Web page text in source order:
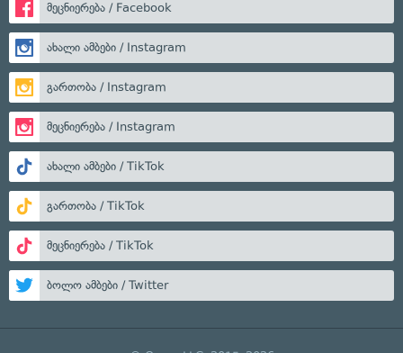
მეცნიერება / Facebook
ახალი ამბები / Instagram
გართობა / Instagram
მეცნიერება / Instagram
ახალი ამბები / TikTok
გართობა / TikTok
მეცნიერება / TikTok
ბოლო ამბები / Twitter